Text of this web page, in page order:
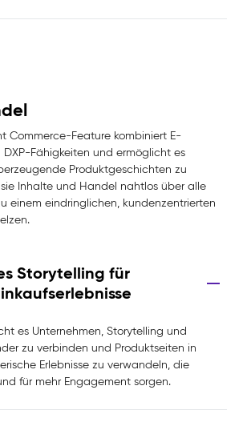
Commerce-Feature kombiniert E-
Fähigkeiten und ermöglicht es
Produktgeschichten zu
Inhalte und Handel nahtlos über alle
einem eindringlichen, kundenzentrierten
Storytelling für
es Unternehmen, Storytelling und
zu verbinden und Produktseiten in
Erlebnisse zu verwandeln, die
für mehr Engagement sorgen.